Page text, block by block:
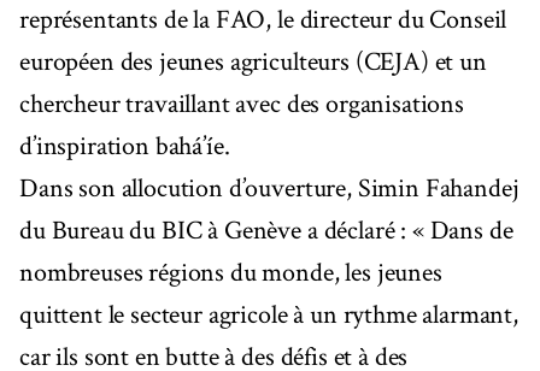
représentants de la FAO, le directeur du Conseil
européen des jeunes agriculteurs (CEJA) et un
chercheur travaillant avec des organisations
d’inspiration bahá’íe.
Dans son allocution d’ouverture, Simin Fahandej
du Bureau du BIC à Genève a déclaré : « Dans de
nombreuses régions du monde, les jeunes
quittent le secteur agricole à un rythme alarmant,
car ils sont en butte à des défis et à des